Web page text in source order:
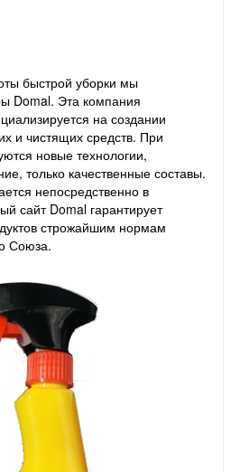
быстрой уборки мы
Domal. Эта компания
на создании
и чистящих средств. При
новые технологии,
только качественные составы.
непосредственно в
сайт Domal гарантирует
строжайшим нормам
Союза.